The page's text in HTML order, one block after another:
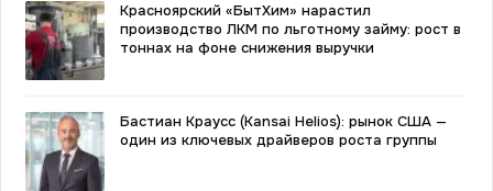
Красноярский «БытХим» нарастил
производство ЛКМ по льготному займу: рост в
тоннах на фоне снижения выручки
Бастиан Краусс (Kansai Helios): рынок США —
один из ключевых драйверов роста группы